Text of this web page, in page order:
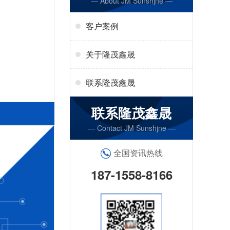
客户案例
关于隆茂鑫晟
联系隆茂鑫晟
联系隆茂鑫晟
— Contact JM Sunshjne —
全国资讯热线
187-1558-8166